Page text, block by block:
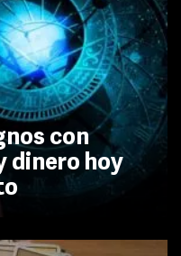
con
dinero hoy